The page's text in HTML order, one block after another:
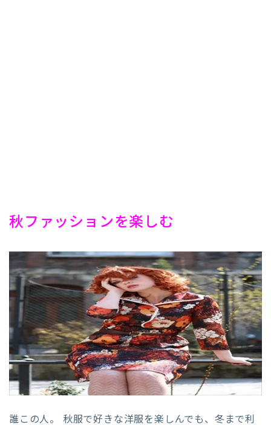
秋ファッションを楽しむ
誰この人。 秋服で好きな洋服を楽しんでも、冬まで利